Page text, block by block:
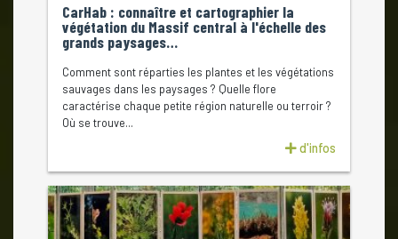
CarHab : connaître et cartographier la
végétation du Massif central à l'échelle des
grands paysages…
Comment sont réparties les plantes et les végétations
sauvages dans les paysages ? Quelle flore
caractérise chaque petite région naturelle ou terroir ?
Où se trouve...
d'infos